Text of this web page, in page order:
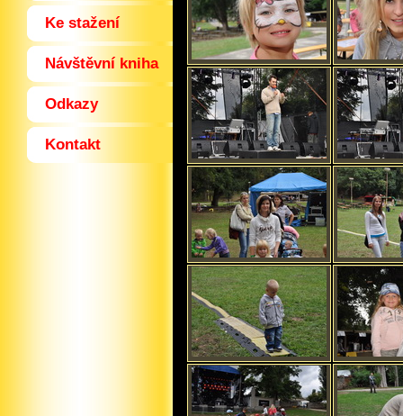
Ke stažení
Návštěvní kniha
Odkazy
Kontakt